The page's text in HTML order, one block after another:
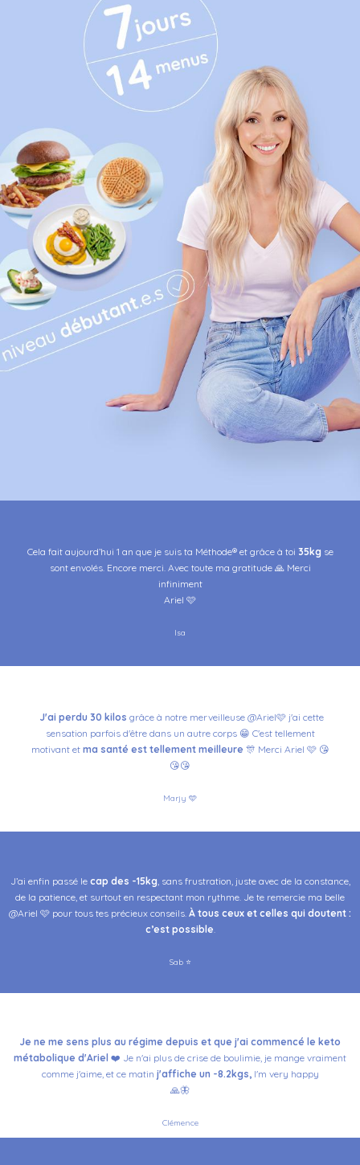
Cela fait aujourd’hui 1 an que je suis ta Méthode® et grâce à toi 35kg se
sont envolés. Encore merci. Avec toute ma gratitude 🙏 Merci
infiniment
Ariel 🩷
Isa
J'ai perdu 30 kilos grâce à notre merveilleuse @Ariel🩷 j'ai cette
sensation parfois d'être dans un autre corps 😁 C'est tellement
motivant et ma santé est tellement meilleure 🎊 Merci Ariel 🩷 😘
😘😘
Marjy 🩵
J’ai enfin passé le cap des -15kg, sans frustration, juste avec de la constance,
de la patience, et surtout en respectant mon rythme. Je te remercie ma belle
@Ariel 🩷 pour tous tes précieux conseils. À tous ceux et celles qui doutent :
c’est possible.
Sab ⭐️
Je ne me sens plus au régime depuis et que j'ai commencé le keto
métabolique d'Ariel ❤️ Je n'ai plus de crise de boulimie, je mange vraiment
comme j'aime, et ce matin j'affiche un -8.2kgs, I'm very happy
🙏🦋
Clémence